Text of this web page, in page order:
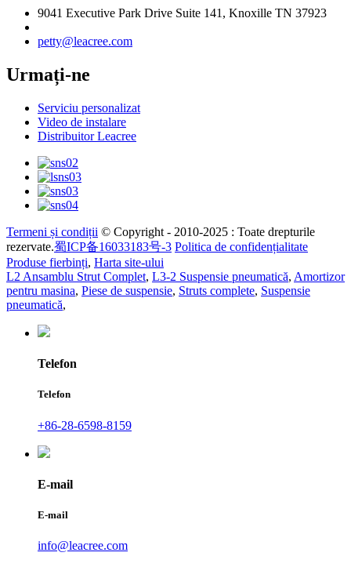
9041 Executive Park Drive Suite 141, Knoxille TN 37923
petty@leacree.com
Urmați-ne
Serviciu personalizat
Video de instalare
Distribuitor Leacree
Termeni și condiții © Copyright - 2010-2025 : Toate drepturile
rezervate.蜀ICP备16033183号-3 Politica de confidențialitate
Produse fierbinți, Harta site-ului
L2 Ansamblu Strut Complet, L3-2 Suspensie pneumatică, Amortizor
pentru masina, Piese de suspensie, Struts complete, Suspensie
pneumatică,
Telefon
Telefon
+86-28-6598-8159
E-mail
E-mail
info@leacree.com